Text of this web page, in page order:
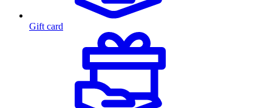
Gift card